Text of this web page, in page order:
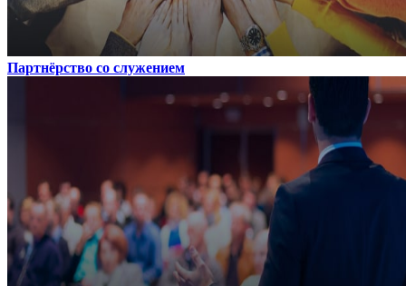
Партнёрство со служением